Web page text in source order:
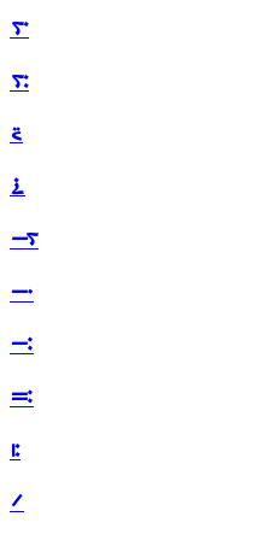
࠳
࠴
࠵
࠶
࠷
࠸
࠹
࠺
࠻
࠼